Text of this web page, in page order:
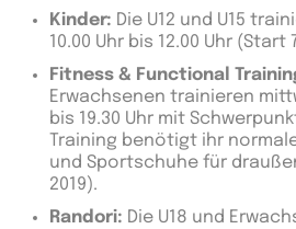
Kinder: Die U12 und U15
10.00 Uhr bis 12.00 Uhr (Start
Fitness & Functional
Erwachsenen trainieren
bis 19.30 Uhr mit
Training benötigt ihr
und Sportschuhe für
2019).
Randori: Die U18 und